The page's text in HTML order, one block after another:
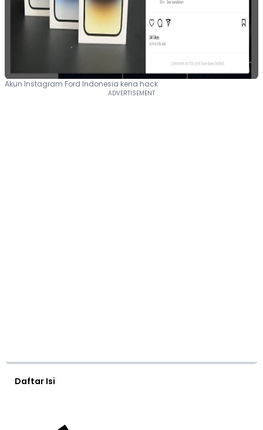
Akun Instagram Ford Indonesia kena hack
Daftar Isi